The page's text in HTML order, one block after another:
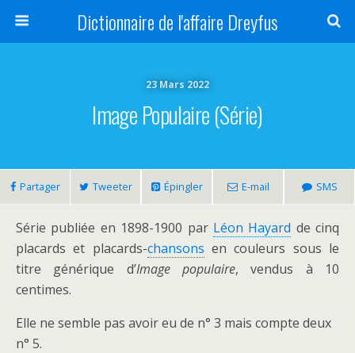
Dictionnaire de l'affaire Dreyfus
23 Mars 2022
Image Populaire (série)
Partager Tweeter Épingler E-mail SMS
Série publiée en 1898-1900 par Léon Hayard de cinq
placards et placards-chansons en couleurs sous le
titre générique d’Image populaire, vendus à 10
centimes.
Elle ne semble pas avoir eu de n° 3 mais compte deux
n° 5.